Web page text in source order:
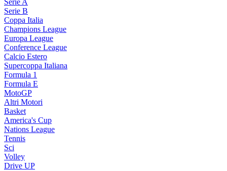
Serie A
Serie B
Coppa Italia
Champions League
Europa League
Conference League
Calcio Estero
Supercoppa Italiana
Formula 1
Formula E
MotoGP
Altri Motori
Basket
America's Cup
Nations League
Tennis
Sci
Volley
Drive UP